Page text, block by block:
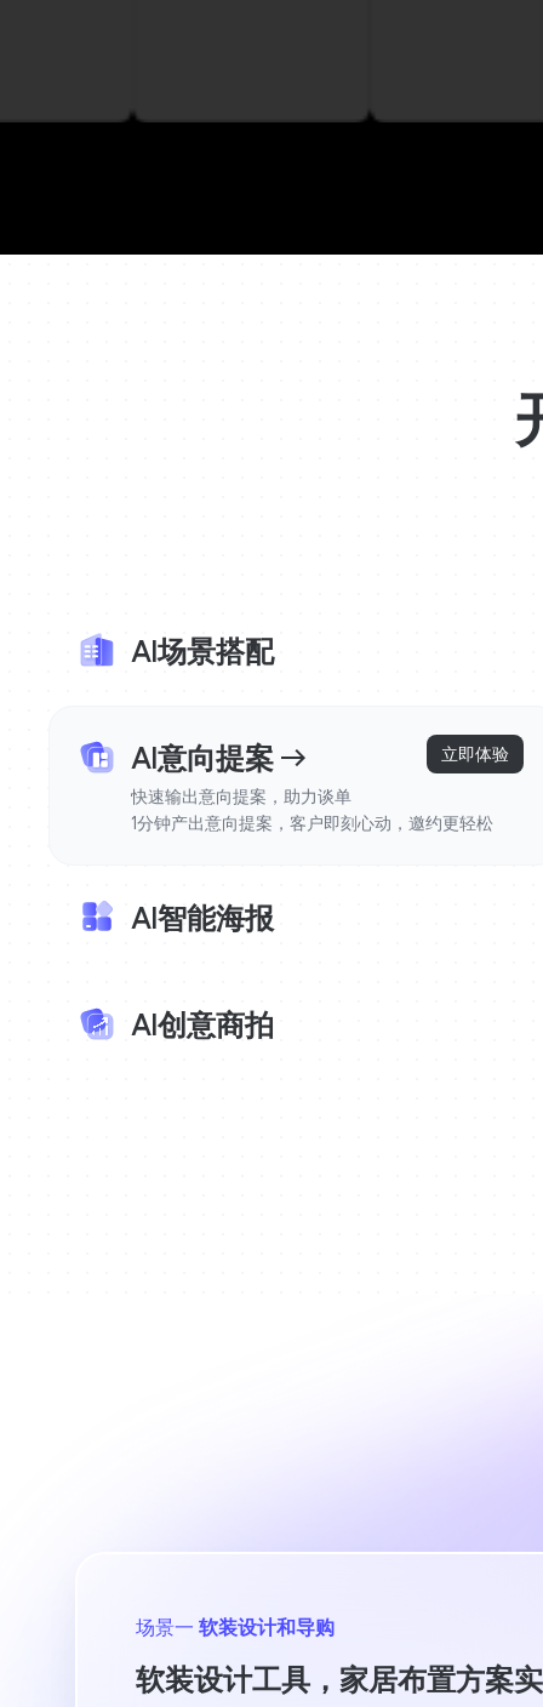
AI场景搭配
立即体验
AI意向提案
快速输出意向提案，助力谈单
1分钟产出意向提案，客户即刻心动，邀约更轻松
AI智能海报
AI创意商拍
场景一 软装设计和导购
软装设计工具，家居布置方案
Lily